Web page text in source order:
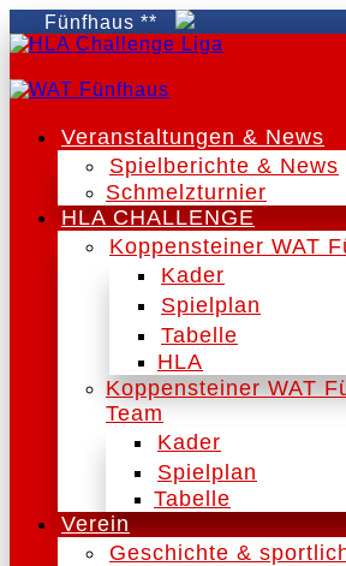
Fünfhaus **
Veranstaltungen & News
Spielberichte & News
Schmelzturnier
HLA CHALLENGE
Koppensteiner WAT
Kader
Spielplan
Tabelle
HLA
Koppensteiner WAT
Team
Kader
Spielplan
Tabelle
Verein
Geschichte &